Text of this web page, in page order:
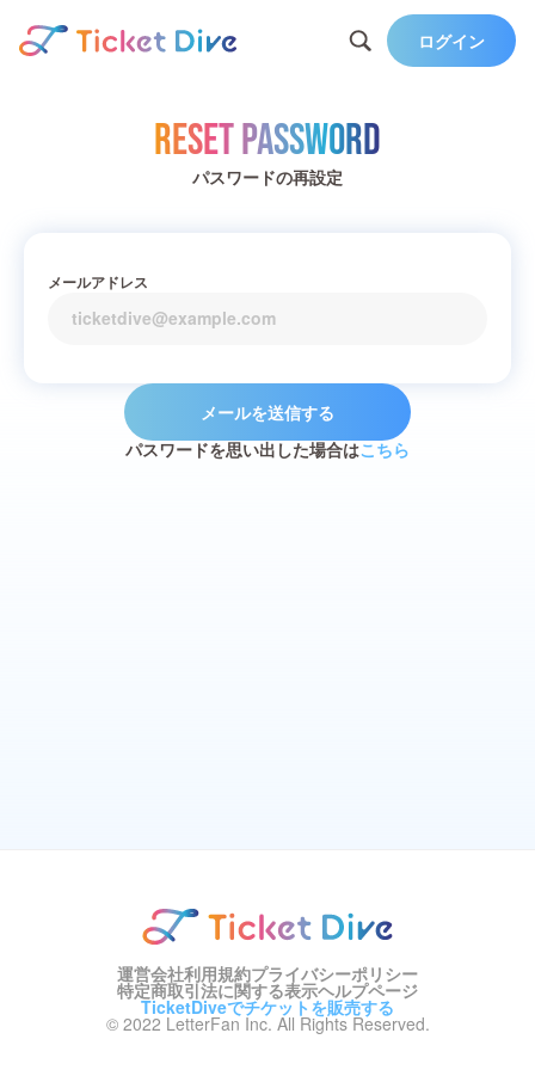
ログイン
Reset Password
パスワードの再設定
メールアドレス
メールを送信する
パスワードを思い出した場合はこちら
運営会社利用規約プライバシーポリシー
特定商取引法に関する表示ヘルプページ
TicketDiveでチケットを販売する
© 2022 LetterFan Inc. All Rights Reserved.